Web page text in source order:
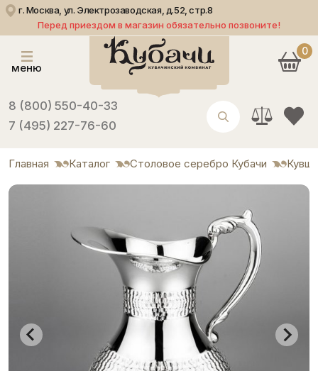
г. Москва, ул. Электрозаводская, д.52, стр.8
Перед приездом в магазин обязательно позвоните!
меню
8 (800) 550-40-33
7 (495) 227-76-60
0
Главная Каталог Столовое серебро Кубачи